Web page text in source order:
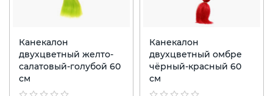
Канекалон
двухцветный желто-
салатовый-голубой 60
см
Канекалон
двухцветный омбре
чёрный-красный 60
см